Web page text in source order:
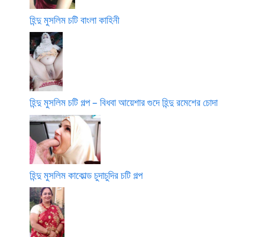
হিন্দু মুসলিম চটি বাংলা কাহিনী
হিন্দু মুসলিম চটি গল্প – বিধবা আয়েশার গুদে হিন্দু রমেশের চোদা
হিন্দু মুসলিম কাকোল্ড চুদাচুদির চটি গল্প